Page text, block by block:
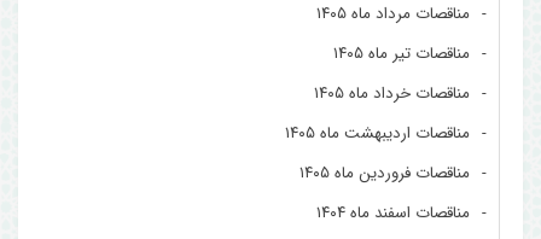
مناقصات مرداد ماه ۱۴۰۵
مناقصات تیر ماه ۱۴۰۵
مناقصات خرداد ماه ۱۴۰۵
مناقصات اردیبهشت ماه ۱۴۰۵
مناقصات فروردین ماه ۱۴۰۵
مناقصات اسفند ماه ۱۴۰۴